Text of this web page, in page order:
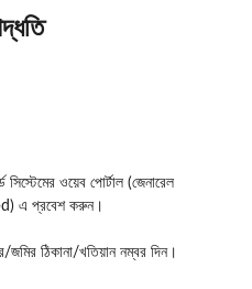
সিস্টেমের ওয়েব পোর্টাল (জেনারেল
এ প্রবেশ করুন।
ঠিকানা/খতিয়ান নম্বর দিন।